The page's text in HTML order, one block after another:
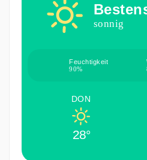
sonnig
Feuchtigkeit
90%
DON
28°